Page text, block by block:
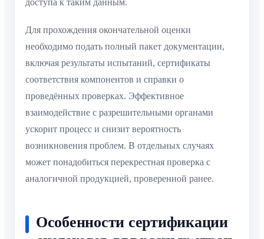
доступа к таким данным.
Для прохождения окончательной оценки
необходимо подать полный пакет документации,
включая результаты испытаний, сертификаты
соответствия компонентов и справки о
проведённых проверках. Эффективное
взаимодействие с разрешительными органами
ускорит процесс и снизит вероятность
возникновения проблем. В отдельных случаях
может понадобиться перекрестная проверка с
аналогичной продукцией, проверенной ранее.
Особенности сертификации